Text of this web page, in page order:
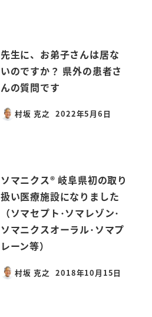
先生に、お弟子さんは居な
いのですか？ 県外の患者さ
んの質問です
村坂 克之
投稿日
2022年5月6日
ソマニクス® 岐阜県初の取り
扱い医療施設になりました
（ソマセプト･ソマレゾン･
ソマニクスオーラル･ソマプ
レーン等）
村坂 克之
投稿日
2018年10月15日